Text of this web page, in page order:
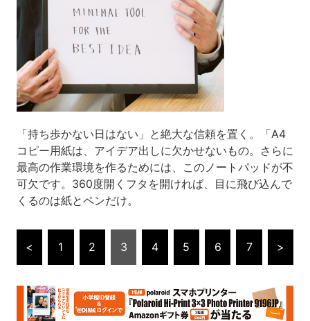
「持ち歩かない日はない」と絶大な信頼を置く。「A4
コピー用紙は、アイデア出しに欠かせないもの。さらに
最高の作業環境を作るためには、このノートパッドが不
可欠です。360度開くフタを開ければ、目に飛び込んで
くるのは紙とペンだけ。
< 1 2 3 4 5 6 7 >